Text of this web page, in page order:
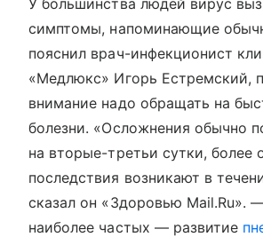
У большинства людей вирус
симптомы, напоминающие
пояснил врач-инфекционист
«Медлюкс» Игорь Естремский,
внимание надо обращать на
болезни. «Осложнения обычно
на вторые-третьи сутки, более
последствия возникают в
сказал он «Здоровью Mail.Ru».
наиболее частых — развитие